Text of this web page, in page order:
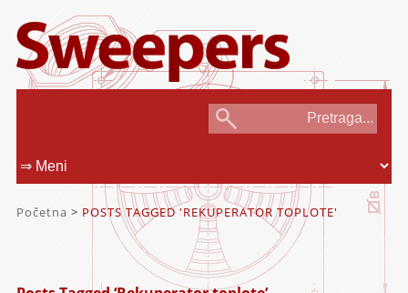
Početna > POSTS TAGGED 'REKUPERATOR TOPLOTE'